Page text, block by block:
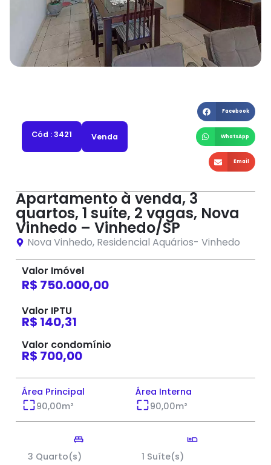
Cód : 3421 Venda
Facebook
WhatsApp
Email
Apartamento à venda, 3
quartos, 1 suíte, 2 vagas, Nova
Vinhedo – Vinhedo/SP
Nova Vinhedo, Residencial Aquários- Vinhedo
Valor Imóvel
R$ 750.000,00
Valor IPTU
R$ 140,31
Valor condomínio
R$ 700,00
Área Principal
90,00m²
Área Interna
90,00m²
3 Quarto(s) 1 Suíte(s)